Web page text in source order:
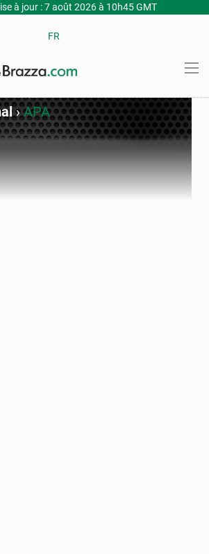
à jour : 7 août 2026 à 10h45 GMT
FR
›APA